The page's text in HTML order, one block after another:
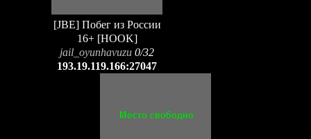
[JBE] Побег из России
16+ [HOOK]
jail_oyunhavuzu 0/32
193.19.119.166:27047